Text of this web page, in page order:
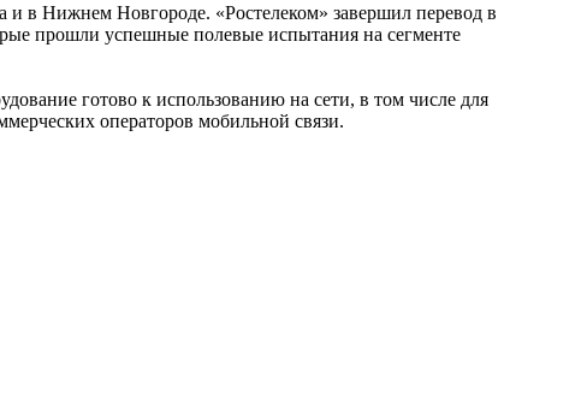
и в Нижнем Новгороде. «Ростелеком» завершил перевод в
прошли успешные полевые испытания на сегменте
готово к использованию на сети, в том числе для
операторов мобильной связи.